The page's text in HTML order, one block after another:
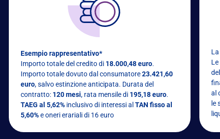
Esempio rappresentativo*
Importo totale del credito di 18.000,48 euro.
Importo totale dovuto dal consumatore23.421,60
euro, salvo estinzione anticipata. Durata del
contratto: 120 mesi, rata mensile di 195,18 euro.
TAEG al 5,62% inclusivo di interessi al TAN fisso al
5,60%e oneri erariali di 16 euro
al
le